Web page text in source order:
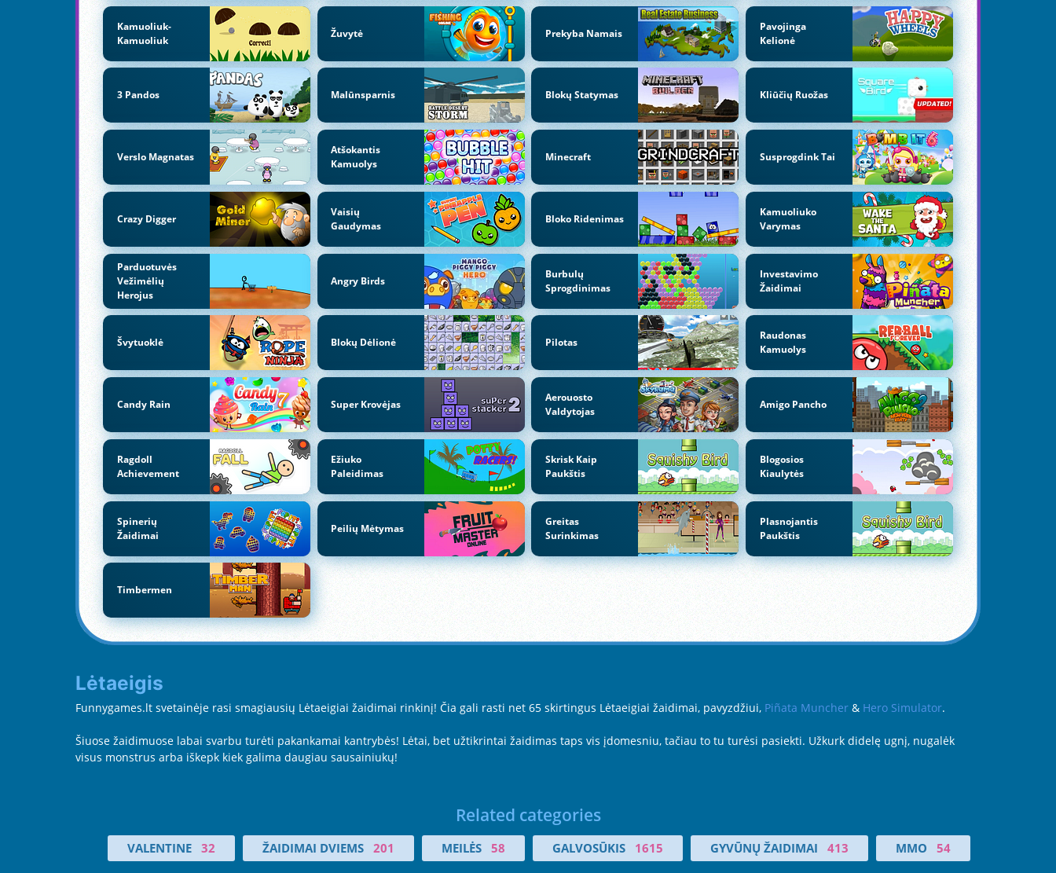
Kamuoliuk-
Kamuoliuk
Žuvytė Prekyba Namais
Pavojinga
Kelionė
3 Pandos Malūnsparnis Blokų Statymas Kliūčių Ruožas
Verslo Magnatas
Atšokantis
Kamuolys
Minecraft Susprogdink Tai
Crazy Digger
Vaisių
Gaudymas
Bloko Ridenimas
Kamuoliuko
Varymas
Parduotuvės
Vežimėlių
Herojus
Angry Birds
Burbulų
Sprogdinimas
Investavimo
Žaidimai
Švytuoklė Blokų Dėlionė Pilotas
Raudonas
Kamuolys
Candy Rain Super Krovėjas
Aerouosto
Valdytojas
Amigo Pancho
Ragdoll
Achievement
Ežiuko
Paleidimas
Skrisk Kaip
Paukštis
Blogosios
Kiaulytės
Spinerių
Žaidimai
Peilių Mėtymas
Greitas
Surinkimas
Plasnojantis
Paukštis
Timbermen
Lėtaeigis
Funnygames.lt svetainėje rasi smagiausių Lėtaeigiai žaidimai rinkinį! Čia gali rasti net 65 skirtingus Lėtaeigiai žaidimai, pavyzdžiui, Piñata Muncher & Hero Simulator.
Šiuose žaidimuose labai svarbu turėti pakankamai kantrybės! Lėtai, bet užtikrintai žaidimas taps vis įdomesniu, tačiau to tu turėsi pasiekti. Užkurk didelę ugnį, nugalėk
visus monstrus arba iškepk kiek galima daugiau sausainiukų!
Related categories
VALENTINE 32 ŽAIDIMAI DVIEMS 201 MEILĖS 58 GALVOSŪKIS 1615 GYVŪNŲ ŽAIDIMAI 413 MMO 54